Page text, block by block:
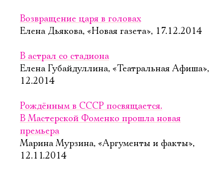
Возвращение царя в головах
Елена Дьякова, «Новая газета», 17.12.2014
В астрал со стадиона
Елена Губайдуллина, «Театральная Афиша»,
12.2014
Рождённым в СССР посвящается.
В Мастерской Фоменко прошла новая
премьера
Марина Мурзина, «Аргументы и факты»,
12.11.2014